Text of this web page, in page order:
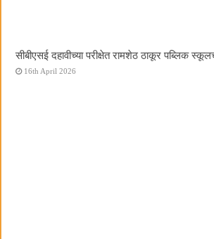
सीबीएसई दहावीच्या परीक्षेत रामशेठ ठाकूर पब्लिक
16th April 2026